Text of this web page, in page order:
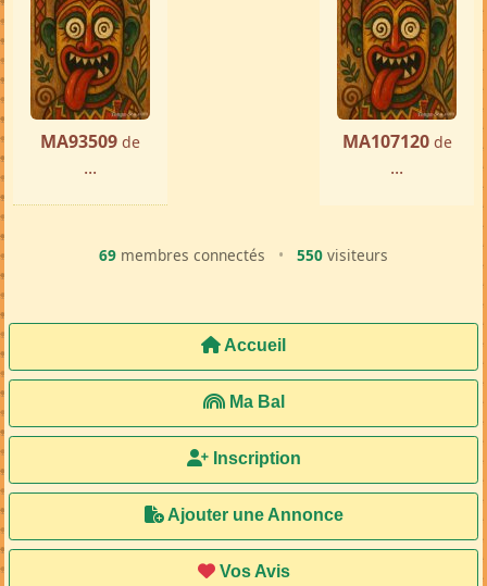
MA93509 de
...
MA107120 de
...
69 membres connectés • 550 visiteurs
Accueil
Ma Bal
Inscription
Ajouter une Annonce
Vos Avis